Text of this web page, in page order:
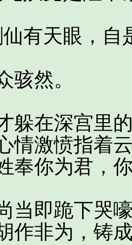
天眼，自
然。
在深宫里的
情激愤指着
奉你为君，
即跪下哭嚎
作非为，铸